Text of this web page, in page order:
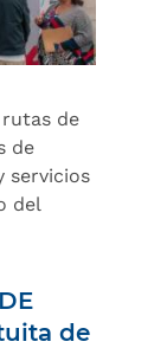
rutas de
de
servicios
del
de